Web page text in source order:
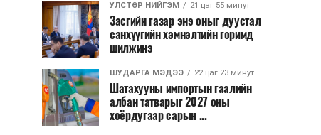
УЛСТӨР НИЙГЭМ 21 цаг 55 минут
Засгийн газар энэ оныг дуустал
санхүүгийн хэмнэлтийн горимд
шилжинэ
ШУДАРГА МЭДЭЭ 22 цаг 23 минут
Шатахууны импортын гаалийн
албан татварыг 2027 оны
хоёрдугаар сарын ...